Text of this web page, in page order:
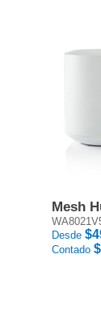
Mesh
Desde
Contado